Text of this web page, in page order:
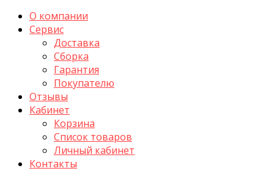
О компании
Сервис
Доставка
Сборка
Гарантия
Покупателю
Отзывы
Кабинет
Корзина
Список товаров
Личный кабинет
Контакты